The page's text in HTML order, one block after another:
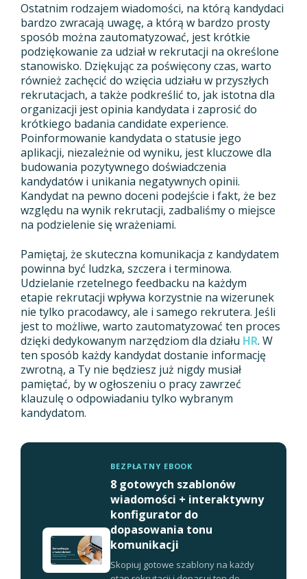
Ostatnim rodzajem wiadomości, na którą kandydaci
bardzo zwracają uwagę, a którą w bardzo prosty
sposób można zautomatyzować, jest krótkie
podziękowanie za udział w rekrutacji na określone
stanowisko. Dziękując za poświęcony czas, warto
również zachęcić do wzięcia udziału w przyszłych
rekrutacjach, a także podkreślić to, jak istotna dla
organizacji jest opinia kandydata i zaprosić do
krótkiego badania candidate experience.
Poinformowanie kandydata o statusie jego
aplikacji, niezależnie od wyniku, jest kluczowe dla
budowania pozytywnego doświadczenia
kandydatów i unikania negatywnych opinii.
Kandydat na pewno doceni podejście i fakt, że bez
względu na wynik rekrutacji, zadbaliśmy o miejsce
na podzielenie się wrażeniami.
Pamiętaj, że skuteczna komunikacja z kandydatem
powinna być ludzka, szczera i terminowa.
Udzielanie rzetelnego feedbacku na każdym
etapie rekrutacji wpływa korzystnie na wizerunek
nie tylko pracodawcy, ale i samego rekrutera. Jeśli
jest to możliwe, warto zautomatyzować ten proces
dzięki dedykowanym narzędziom dla działu HR. W
ten sposób każdy kandydat dostanie informację
zwrotną, a Ty nie będziesz już nigdy musiał
pamiętać, by w ogłoszeniu o pracy zawrzeć
klauzulę o odpowiadaniu tylko wybranym
kandydatom.
BEZPŁATNY EBOOK
8 gotowych szablonów
wiadomości + interaktywny
konfigurator do
dopasowania tonu
komunikacji
Skopiuj gotowe szablony na każdy